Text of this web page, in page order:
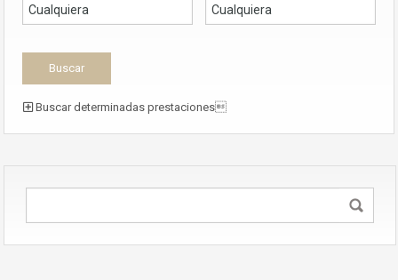
Buscar determinadas prestaciones